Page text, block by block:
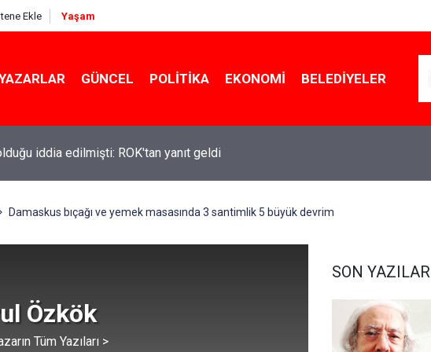
Ekle Yaşam
GÜNCEL POLITIKA EKONOMI BELEDIYELER
açıkladı: YKS değişecek mi?
Damaskus bıçağı ve yemek masasında 3 santimlik 5 büyük devrim
Özkök
Tüm Yazıları >
SON YAZILAR